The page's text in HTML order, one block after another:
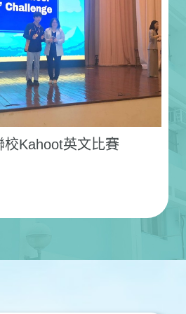
校Kahoot英文比賽